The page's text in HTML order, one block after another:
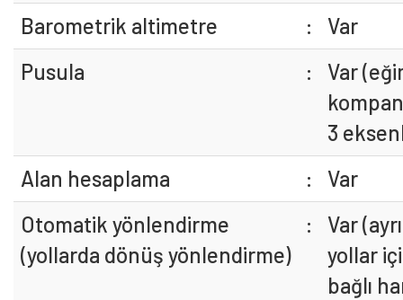
Barometrik altimetre
:
Var
Pusula
:
Var
3
Alan hesaplama
:
Var
Otomatik yönlendirme
(yollarda dönüş yönlendirme)
:
Var
yollar
bağlı